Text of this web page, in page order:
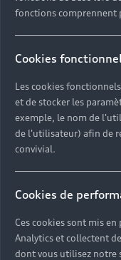
et le DMB
de stations
fournit
que le nom
de la
sous la
exemple la
vous
deuxième
fonctions comprennent
Cookies
Les cookies
et de stocker les
exemple, le nom de
de l'utilisateur) afin de
convivial.
Cookies de
Ces cookies sont mis
Analytics et collectent
dont vous utilisez notre